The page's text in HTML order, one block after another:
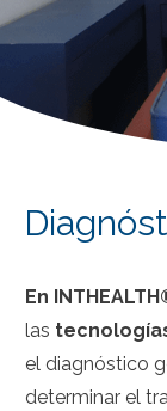
En
las
el diagnóstico
determinar el